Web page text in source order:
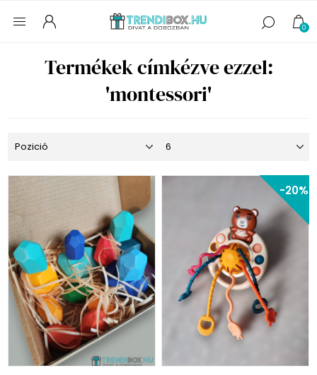
0
Termékek címkézve ezzel:
'montessori'
-20%